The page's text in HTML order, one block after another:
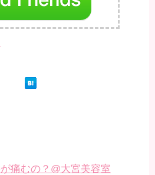
痛むの？@大宮美容室